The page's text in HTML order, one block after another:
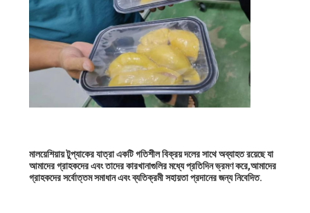
মালয়েশিয়ায় টুপ্যাকের যাত্রা একটি গতিশীল বিক্রয় দলের সাথে অব্যাহত রয়েছে যা
আমাদের গ্রাহকদের এবং তাদের কারখানাগুলির মধ্যে প্রতিদিন ভ্রমণ করে,আমাদের
গ্রাহকদের সর্বোত্তম সমাধান এবং ব্যতিক্রমী সহায়তা প্রদানের জন্য নিবেদিত.